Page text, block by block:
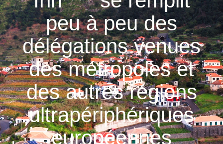
peu à peu des
délégations venues
des métropoles et
des autres régions
ultrapériphériques
européennes